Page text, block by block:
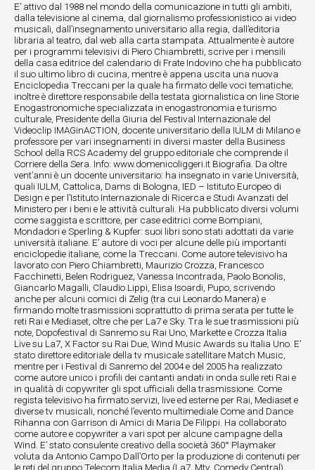
E’ attivo dal 1988 nel mondo della comunicazione in tutti gli ambiti,
dalla televisione al cinema, dal giornalismo professionistico ai video
musicali, dall’insegnamento universitario alla regia, dall’editoria
libraria al teatro, dal web alla carta stampata. Attualmente è autore
per i programmi televisivi di Piero Chiambretti, scrive per i mensili
della casa editrice del calendario di Frate Indovino che ha pubblicato
il suo ultimo libro di cucina, mentre è appena uscita una nuova
Enciclopedia Treccani per la quale ha firmato delle voci tematiche;
inoltre è direttore responsabile della testata giornalistica on line Storie
Enogastronomiche specializzata in enogastronomia e turismo
culturale, Presidente della Giuria del Festival Internazionale del
Videoclip IMAGinACTION, docente universitario della IULM di Milano e
professore per vari insegnamenti in diversi master della Business
School della RCS Academy del gruppo editoriale che comprende il
Corriere della Sera. Info: www.domenicoliggeri.it Biografia. Da oltre
vent’anni è un docente universitario: ha insegnato in varie Università,
quali IULM, Cattolica, Dams di Bologna, IED – Istituto Europeo di
Design e per l’Istituto Internazionale di Ricerca e Studi Avanzati del
Ministero per i beni e le attività culturali. Ha pubblicato diversi volumi
come saggista e scrittore, per case editrici come Bompiani,
Mondadori e Sperling & Kupfer: suoi libri sono stati adottati da varie
università italiane. E’ autore di voci per alcune delle più importanti
enciclopedie italiane, come la Treccani. Come autore televisivo ha
lavorato con Piero Chiambretti, Maurizio Crozza, Francesco
Facchinetti, Belen Rodriguez, Vanessa Incontrada, Paolo Bonolis,
Giancarlo Magalli, Claudio Lippi, Elisa Isoardi, Pupo, scrivendo
anche per alcuni comici di Zelig (tra cui Leonardo Manera) e
firmando molte trasmissioni soprattutto di prima serata per tutte le
reti Rai e Mediaset, oltre che per La7 e Sky. Tra le sue trasmissioni più
note, Dopofestival di Sanremo su Rai Uno, Markette e Crozza Italia
Live su La7, X Factor su Rai Due, Wind Music Awards su Italia Uno. E’
stato direttore editoriale della tv musicale satellitare Match Music,
mentre per i Festival di Sanremo del 2004 e del 2005 ha realizzato
come autore unico i profili dei cantanti andati in onda sulle reti Rai e
in qualità di copywriter gli spot ufficiali della trasmissione. Come
regista televisivo ha firmato servizi, live ed esterne per Rai, Mediaset e
diverse tv musicali, nonché l’evento multimediale Come and Dance
Rihanna con Garrison di Amici di Maria De Filippi. Ha collaborato
come autore e copywriter a vari spot per alcune campagne della
Wind. E’ stato consulente creativo della società 360° Playmaker
voluta da Antonio Campo Dall’Orto per la produzione di contenuti per
le reti del gruppo Telecom Italia Media (La7, Mtv, Comedy Central).